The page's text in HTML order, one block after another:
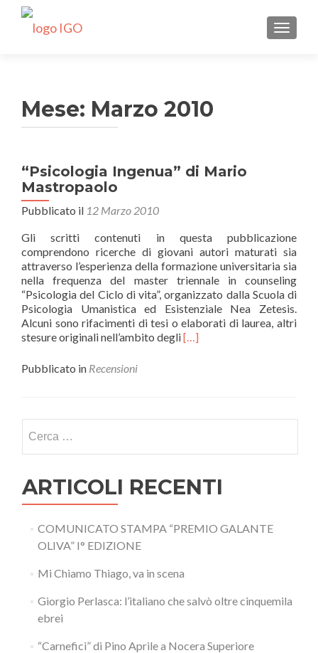
Mese: Marzo 2010
“Psicologia Ingenua” di Mario
Mastropaolo
Pubblicato il 12 Marzo 2010
Gli scritti contenuti in questa pubblicazione
comprendono ricerche di giovani autori maturati sia
attraverso l’esperienza della formazione universitaria sia
nella frequenza del master triennale in counseling
“Psicologia del Ciclo di vita”, organizzato dalla Scuola di
Psicologia Umanistica ed Esistenziale Nea Zetesis.
Alcuni sono rifacimenti di tesi o elaborati di laurea, altri
stesure originali nell’ambito degliLeggi
Mastropaolo
[…]
Pubblicato in Recensioni
per:
ARTICOLI RECENTI
COMUNICATO STAMPA “PREMIO GALANTE
OLIVA” I° EDIZIONE
Mi Chiamo Thiago, va in scena
Giorgio Perlasca: l’italiano che salvò oltre cinquemila
ebrei
“Carnefici” di Pino Aprile a Nocera Superiore